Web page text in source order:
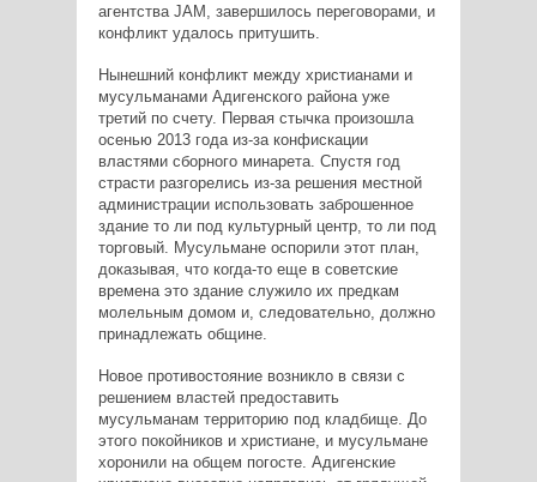
агентства JAM, завершилось переговорами, и
конфликт удалось притушить.
Нынешний конфликт между христианами и
мусульманами Адигенского района уже
третий по счету. Первая стычка произошла
осенью 2013 года из-за конфискации
властями сборного минарета. Спустя год
страсти разгорелись из-за решения местной
администрации использовать заброшенное
здание то ли под культурный центр, то ли под
торговый. Мусульмане оспорили этот план,
доказывая, что когда-то еще в советские
времена это здание служило их предкам
молельным домом и, следовательно, должно
принадлежать общине.
Новое противостояние возникло в связи с
решением властей предоставить
мусульманам территорию под кладбище. До
этого покойников и христиане, и мусульмане
хоронили на общем погосте. Адигенские